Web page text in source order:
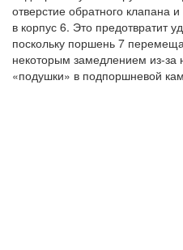
отверстие обратного клапана
в корпус 6. Это предотвратит
поскольку поршень 7
некоторым замедлением из-
«подушки» в подпоршневой